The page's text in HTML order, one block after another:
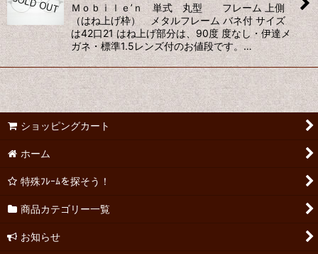
Ｍｏｂｉｌｅ’ｎ 単式 丸型 フレーム 上側
（はね上げ枠） メタルフレーム バネ付 サイズ
は42口21 はね上げ部分は、90度 度なし・伊達メ
ガネ・標準1.5レンズ付のお値段です。…
ショッピングカート
ホーム
特殊ﾌﾚｰﾑを探そう！
商品カテゴリー一覧
お知らせ